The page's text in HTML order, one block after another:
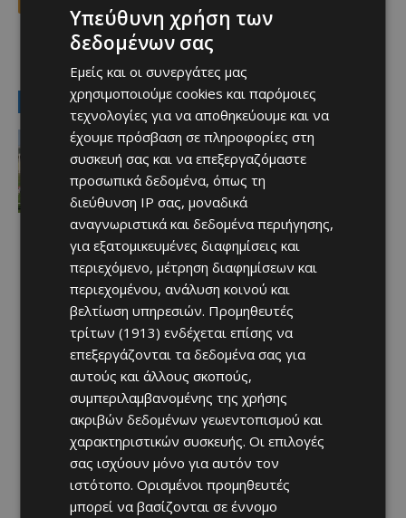
LATEST NEWS
Αθλητικά
Η Ομόνοια τους έδωσε το δικαίωμα
να πιστέψουν στην έκπληξη…
Afentiko - 07/08/2026
Υπεύθυνη χρήση των
δεδομένων σας
Εμείς και οι συνεργάτες μας
χρησιμοποιούμε cookies και παρόμοιες
τεχνολογίες για να αποθηκεύουμε και να
έχουμε πρόσβαση σε πληροφορίες στη
συσκευή σας και να επεξεργαζόμαστε
προσωπικά δεδομένα, όπως τη
διεύθυνση IP σας, μοναδικά
αναγνωριστικά και δεδομένα περιήγησης,
για εξατομικευμένες διαφημίσεις και
περιεχόμενο, μέτρηση διαφημίσεων και
περιεχομένου, ανάλυση κοινού και
βελτίωση υπηρεσιών. Προμηθευτές
τρίτων (1913) ενδέχεται επίσης να
επεξεργάζονται τα δεδομένα σας για
αυτούς και άλλους σκοπούς,
συμπεριλαμβανομένης της χρήσης
ακριβών δεδομένων γεωεντοπισμού και
χαρακτηριστικών συσκευής. Οι επιλογές
σας ισχύουν μόνο για αυτόν τον
ιστότοπο. Ορισμένοι προμηθευτές
μπορεί να βασίζονται σε έννομο